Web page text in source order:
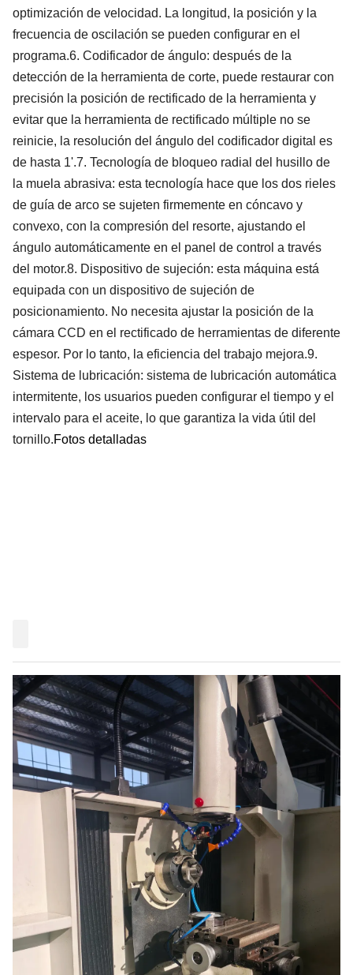
optimización de velocidad. La longitud, la posición y la
frecuencia de oscilación se pueden configurar en el
programa.6. Codificador de ángulo: después de la
detección de la herramienta de corte, puede restaurar con
precisión la posición de rectificado de la herramienta y
evitar que la herramienta de rectificado múltiple no se
reinicie, la resolución del ángulo del codificador digital es
de hasta 1'.7. Tecnología de bloqueo radial del husillo de
la muela abrasiva: esta tecnología hace que los dos rieles
de guía de arco se sujeten firmemente en cóncavo y
convexo, con la compresión del resorte, ajustando el
ángulo automáticamente en el panel de control a través
del motor.8. Dispositivo de sujeción: esta máquina está
equipada con un dispositivo de sujeción de
posicionamiento. No necesita ajustar la posición de la
cámara CCD en el rectificado de herramientas de diferente
espesor. Por lo tanto, la eficiencia del trabajo mejora.9.
Sistema de lubricación: sistema de lubricación automática
intermitente, los usuarios pueden configurar el tiempo y el
intervalo para el aceite, lo que garantiza la vida útil del
tornillo.Fotos detalladas